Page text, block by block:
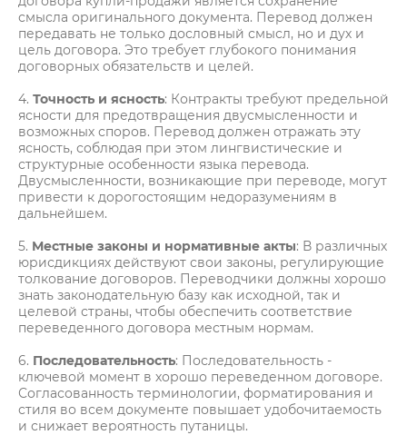
смысла оригинального документа. Перевод должен
передавать не только дословный смысл, но и дух и
цель договора. Это требует глубокого понимания
договорных обязательств и целей.
4. Точность и ясность: Контракты требуют предельной
ясности для предотвращения двусмысленности и
возможных споров. Перевод должен отражать эту
ясность, соблюдая при этом лингвистические и
структурные особенности языка перевода.
Двусмысленности, возникающие при переводе, могут
привести к дорогостоящим недоразумениям в
дальнейшем.
5. Местные законы и нормативные акты: В различных
юрисдикциях действуют свои законы, регулирующие
толкование договоров. Переводчики должны хорошо
знать законодательную базу как исходной, так и
целевой страны, чтобы обеспечить соответствие
переведенного договора местным нормам.
6. Последовательность: Последовательность -
ключевой момент в хорошо переведенном договоре.
Согласованность терминологии, форматирования и
стиля во всем документе повышает удобочитаемость
и снижает вероятность путаницы.